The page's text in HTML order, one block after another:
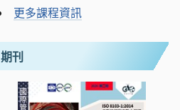
更多課程資訊
期刊